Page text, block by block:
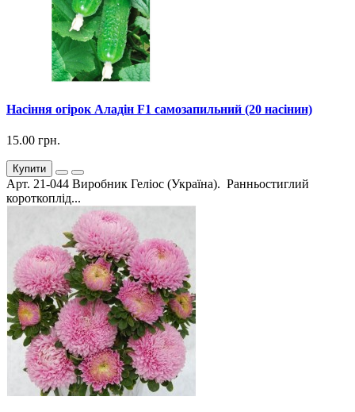
Насіння огірок Аладін F1 самозапильний (20 насінин)
15.00 грн.
Купити
Арт. 21-044 Виробник Геліос (Україна). Ранньостиглий
короткоплід...